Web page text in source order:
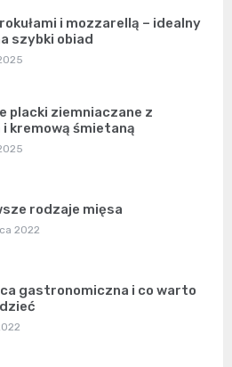
i mozzarellą – idealny
szybki obiad
placki ziemniaczane z
i kremową śmietaną
rodzaje mięsa
2022
gastronomiczna i co warto